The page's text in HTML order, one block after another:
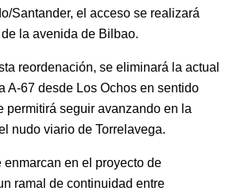
Santander, el acceso se realizará
la avenida de Bilbao.
reordenación, se eliminará la actual
A-67 desde Los Ochos en sentido
permitirá seguir avanzando en la
nudo viario de Torrelavega.
enmarcan en el proyecto de
ramal de continuidad entre